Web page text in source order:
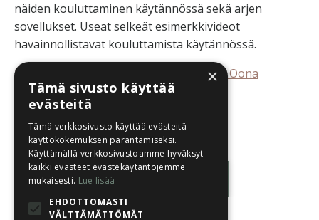
näiden kouluttaminen käytännössä sekä arjen
sovellukset. Useat selkeät esimerkkivideot
havainnollistavat kouluttamista käytännössä.
Luennoitsijana eläintenkouluttaja (EAT) Oona
Pikkarainen.
Luento on poistunut jäsensivustolta.
Luentolistaan
×
Tämä sivusto käyttää
evästeitä
Tämä verkkosivusto käyttää evästeitä
käyttökokemuksen parantamiseksi.
Käyttämällä verkkosivustoamme hyväksyt
kaikki evästeet evästekäytäntöjemme
mukaisesti. Lue lisää
EHDOTTOMASTI
VÄLTTÄMÄTTÖMÄT